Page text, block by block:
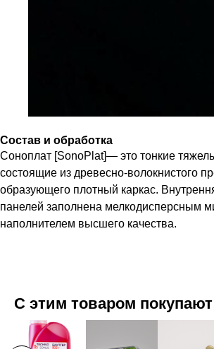
Состав и обработка
Соноплат [SonoPlat]— это тонкие
состоящие из древесно-волокнистого
образующего плотный каркас.
панелей заполнена мелкодисперсным
наполнителем высшего качества.
С этим товаром покупают